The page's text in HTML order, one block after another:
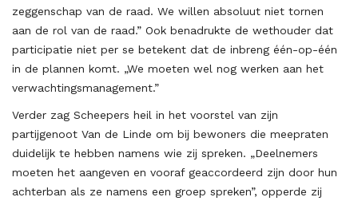
zeggenschap van de raad. We willen absoluut niet tornen
aan de rol van de raad.” Ook benadrukte de wethouder dat
participatie niet per se betekent dat de inbreng één-op-één
in de plannen komt. „We moeten wel nog werken aan het
verwachtingsmanagement.”
Verder zag Scheepers heil in het voorstel van zijn
partijgenoot Van de Linde om bij bewoners die meepraten
duidelijk te hebben namens wie zij spreken. „Deelnemers
moeten het aangeven en vooraf geaccordeerd zijn door hun
achterban als ze namens een groep spreken”, opperde zij